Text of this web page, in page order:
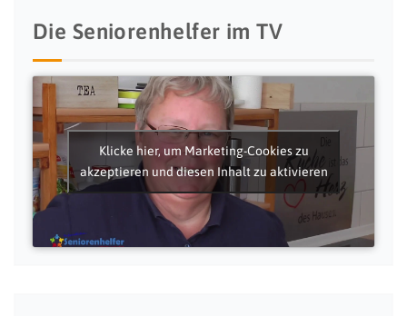
Die Seniorenhelfer im TV
Klicke hier, um Marketing-Cookies zu
akzeptieren und diesen Inhalt zu aktivieren